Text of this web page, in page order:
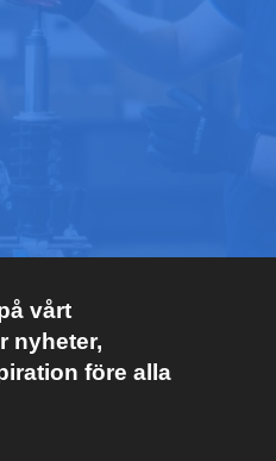
vårt
nyheter,
före alla